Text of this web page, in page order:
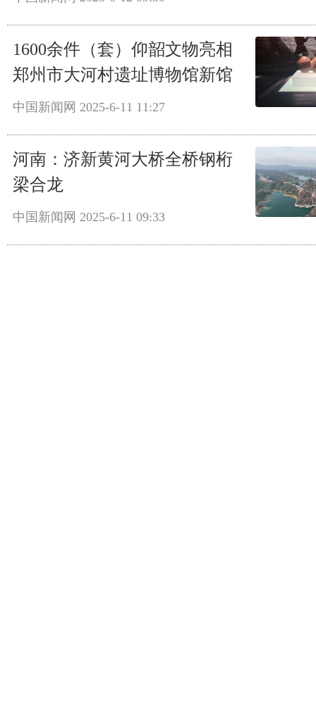
1600余件（套）仰韶文物亮相
郑州市大河村遗址博物馆新馆
中国新闻网 2025-6-11 11:27
河南：济新黄河大桥全桥钢桁
梁合龙
中国新闻网 2025-6-11 09:33